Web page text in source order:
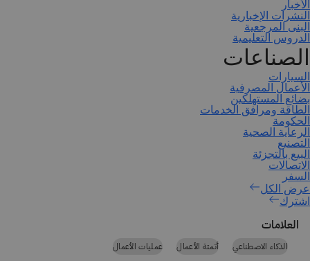
اشترك
العلامات
الذكاء الاصطناعي أتمتة الأعمال عمليات الأعمال